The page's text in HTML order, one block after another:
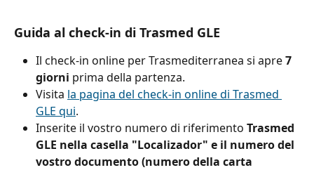
Guida al check-in di Trasmed GLE
Il check-in online per Trasmediterranea si apre 7
giorni prima della partenza.
Visita la pagina del check-in online di Trasmed
GLE qui.
Inserite il vostro numero di riferimento Trasmed
GLE nella casella "Localizador" e il numero del
vostro documento (numero della carta